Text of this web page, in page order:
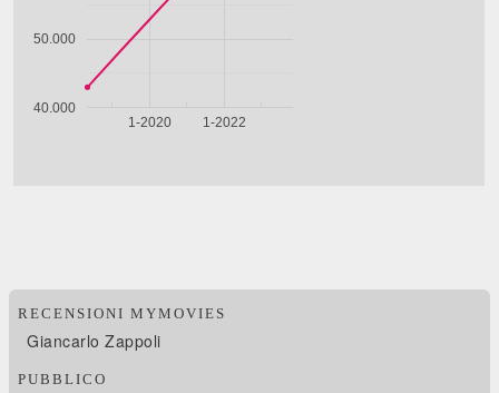
RECENSIONI MYMOVIES
Giancarlo Zappoli
PUBBLICO